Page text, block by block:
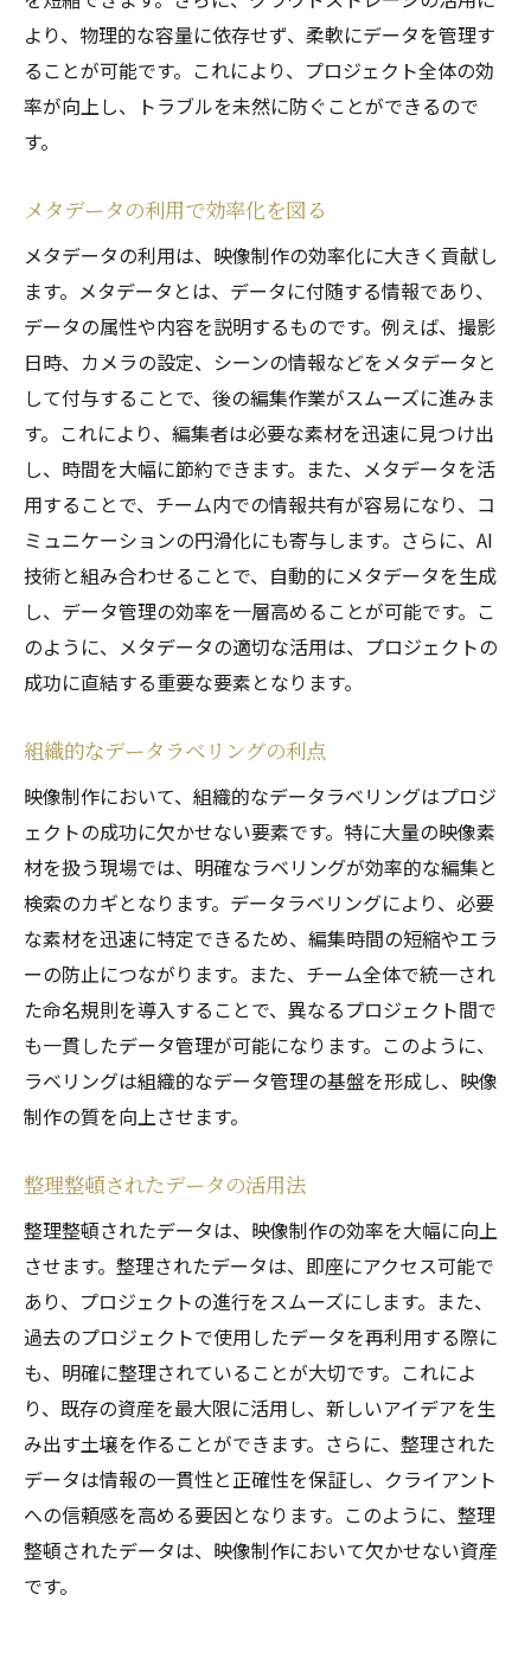
より、物理的な容量に依存せず、柔軟にデータを管理す
ることが可能です。これにより、プロジェクト全体の効
率が向上し、トラブルを未然に防ぐことができるので
す。
メタデータの利用で効率化を図る
メタデータの利用は、映像制作の効率化に大きく貢献し
ます。メタデータとは、データに付随する情報であり、
データの属性や内容を説明するものです。例えば、撮影
日時、カメラの設定、シーンの情報などをメタデータと
して付与することで、後の編集作業がスムーズに進みま
す。これにより、編集者は必要な素材を迅速に見つけ出
し、時間を大幅に節約できます。また、メタデータを活
用することで、チーム内での情報共有が容易になり、コ
ミュニケーションの円滑化にも寄与します。さらに、AI
技術と組み合わせることで、自動的にメタデータを生成
し、データ管理の効率を一層高めることが可能です。こ
のように、メタデータの適切な活用は、プロジェクトの
成功に直結する重要な要素となります。
組織的なデータラベリングの利点
映像制作において、組織的なデータラベリングはプロジ
ェクトの成功に欠かせない要素です。特に大量の映像素
材を扱う現場では、明確なラベリングが効率的な編集と
検索のカギとなります。データラベリングにより、必要
な素材を迅速に特定できるため、編集時間の短縮やエラ
ーの防止につながります。また、チーム全体で統一され
た命名規則を導入することで、異なるプロジェクト間で
も一貫したデータ管理が可能になります。このように、
ラベリングは組織的なデータ管理の基盤を形成し、映像
制作の質を向上させます。
整理整頓されたデータの活用法
整理整頓されたデータは、映像制作の効率を大幅に向上
させます。整理されたデータは、即座にアクセス可能で
あり、プロジェクトの進行をスムーズにします。また、
過去のプロジェクトで使用したデータを再利用する際に
も、明確に整理されていることが大切です。これによ
り、既存の資産を最大限に活用し、新しいアイデアを生
み出す土壌を作ることができます。さらに、整理された
データは情報の一貫性と正確性を保証し、クライアント
への信頼感を高める要因となります。このように、整理
整頓されたデータは、映像制作において欠かせない資産
です。